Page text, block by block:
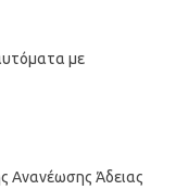
με
Ανανέωσης Άδειας